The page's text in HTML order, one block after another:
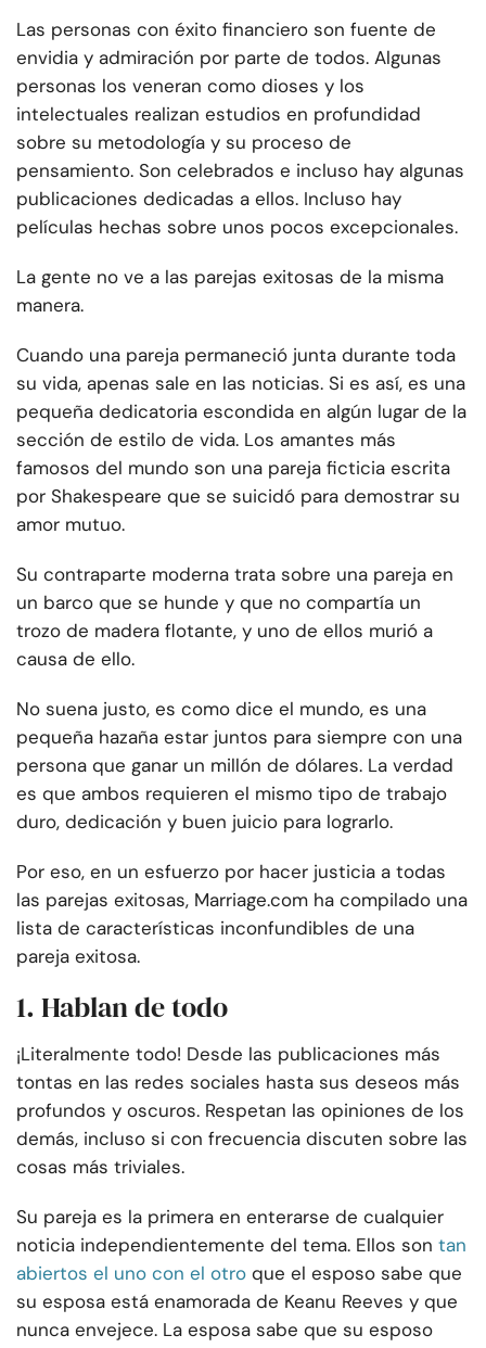
Las personas con éxito financiero son fuente de
envidia y admiración por parte de todos. Algunas
personas los veneran como dioses y los
intelectuales realizan estudios en profundidad
sobre su metodología y su proceso de
pensamiento. Son celebrados e incluso hay algunas
publicaciones dedicadas a ellos. Incluso hay
películas hechas sobre unos pocos excepcionales.
La gente no ve a las parejas exitosas de la misma
manera.
Cuando una pareja permaneció junta durante toda
su vida, apenas sale en las noticias. Si es así, es una
pequeña dedicatoria escondida en algún lugar de la
sección de estilo de vida. Los amantes más
famosos del mundo son una pareja ficticia escrita
por Shakespeare que se suicidó para demostrar su
amor mutuo.
Su contraparte moderna trata sobre una pareja en
un barco que se hunde y que no compartía un
trozo de madera flotante, y uno de ellos murió a
causa de ello.
No suena justo, es como dice el mundo, es una
pequeña hazaña estar juntos para siempre con una
persona que ganar un millón de dólares. La verdad
es que ambos requieren el mismo tipo de trabajo
duro, dedicación y buen juicio para lograrlo.
Por eso, en un esfuerzo por hacer justicia a todas
las parejas exitosas, Marriage.com ha compilado una
lista de características inconfundibles de una
pareja exitosa.
1. Hablan de todo
¡Literalmente todo! Desde las publicaciones más
tontas en las redes sociales hasta sus deseos más
profundos y oscuros. Respetan las opiniones de los
demás, incluso si con frecuencia discuten sobre las
cosas más triviales.
Su pareja es la primera en enterarse de cualquier
noticia independientemente del tema. Ellos son tan
abiertos el uno con el otro que el esposo sabe que
su esposa está enamorada de Keanu Reeves y que
nunca envejece. La esposa sabe que su esposo